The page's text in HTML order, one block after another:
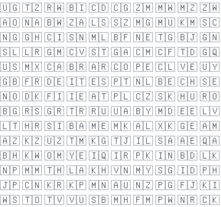
🇺🇬🇹🇿🇷🇼🇧🇮🇨🇩🇨🇬🇿🇲🇲🇼🇲🇿🇿🇼
🇦🇴🇳🇦🇧🇼🇿🇦🇱🇸🇸🇿🇲🇬🇲🇺🇰🇲🇸🇨
🇳🇬🇬🇭🇨🇮🇸🇳🇲🇱🇧🇫🇳🇪🇹🇬🇧🇯🇬🇳
🇸🇱🇱🇷🇬🇲🇨🇻🇸🇹🇬🇦🇨🇲🇨🇫🇹🇩🇬🇶
🇺🇸🇲🇽🇨🇦🇧🇷🇦🇷🇨🇴🇵🇪🇨🇱🇻🇪🇺🇾
🇬🇧🇫🇷🇩🇪🇮🇹🇪🇸🇵🇹🇳🇱🇧🇪🇨🇭🇸🇪
🇳🇴🇩🇰🇫🇮🇮🇪🇦🇹🇵🇱🇨🇿🇸🇰🇭🇺🇷🇴
🇧🇬🇷🇸🇬🇷🇹🇷🇷🇺🇺🇦🇧🇾🇲🇩🇪🇪🇱🇻
🇱🇹🇭🇷🇸🇮🇧🇦🇲🇪🇲🇰🇦🇱🇽🇰🇬🇪🇦🇲
🇦🇿🇰🇿🇺🇿🇹🇲🇰🇬🇹🇯🇮🇱🇸🇦🇦🇪🇶🇦
🇧🇭🇰🇼🇴🇲🇾🇪🇮🇶🇮🇷🇵🇰🇮🇳🇧🇩🇱🇰
🇳🇵🇲🇲🇹🇭🇱🇦🇰🇭🇻🇳🇲🇾🇸🇬🇮🇩🇵🇭
🇯🇵🇨🇳🇰🇷🇰🇵🇲🇳🇦🇺🇳🇿🇵🇬🇫🇯🇰🇮
🇼🇸🇹🇴🇹🇻🇻🇺🇸🇧🇲🇭🇫🇲🇵🇼🇳🇷🇨🇰